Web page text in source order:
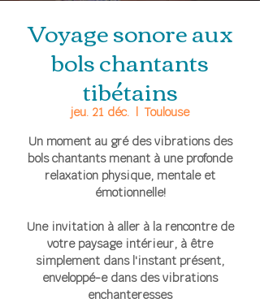
Voyage sonore aux
bols chantants
tibétains
jeu. 21 déc.
Toulouse
Un moment au gré des vibrations des
bols chantants menant à une profonde
relaxation physique, mentale et
émotionnelle!
Une invitation à aller à la rencontre de
votre paysage intérieur, à être
simplement dans l'instant présent,
enveloppé-e dans des vibrations
enchanteresses